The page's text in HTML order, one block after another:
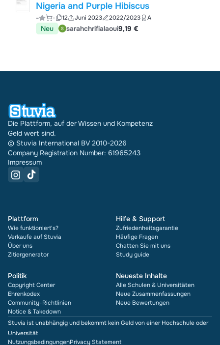
Nigeria and Purple Hibiscus
- - 12 Juni 2023 2022/2023 A
Neu sarahchrifialaoui9,19 €
Die Plattform, auf der Wissen und Kompetenz
Geld wert sind.
© Stuvia International BV 2010-2026
Company Registration Number: 61965243
Impressum
Plattform
Wie funktioniert's?
Verkaufe auf Stuvia
Über uns
Zitiergenerator
Hilfe & Support
Zufriedenheitsgarantie
Häufige Fragen
Chatten Sie mit uns
Study guide
Politik
Copyright Center
Ehrenkodex
Community-Richtlinien
Notice & Takedown
Neueste Inhalte
Alle Schulen & Universitäten
Neue Zusammenfassungen
Neue Bewertungen
Stuvia ist unabhängig und bekommt kein Geld von einer Hochschule oder
Universität
NutzungsbedingungenPrivacy Statement